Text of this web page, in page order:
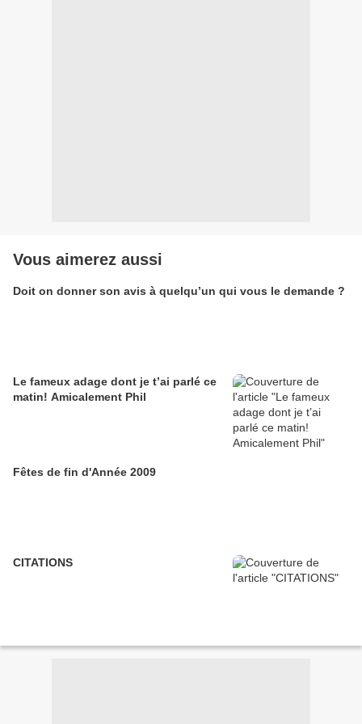
Vous aimerez aussi
Doit on donner son avis à quelqu’un qui vous le demande ?
Le fameux adage dont je t’ai parlé ce
matin! Amicalement Phil
Fêtes de fin d'Année 2009
CITATIONS